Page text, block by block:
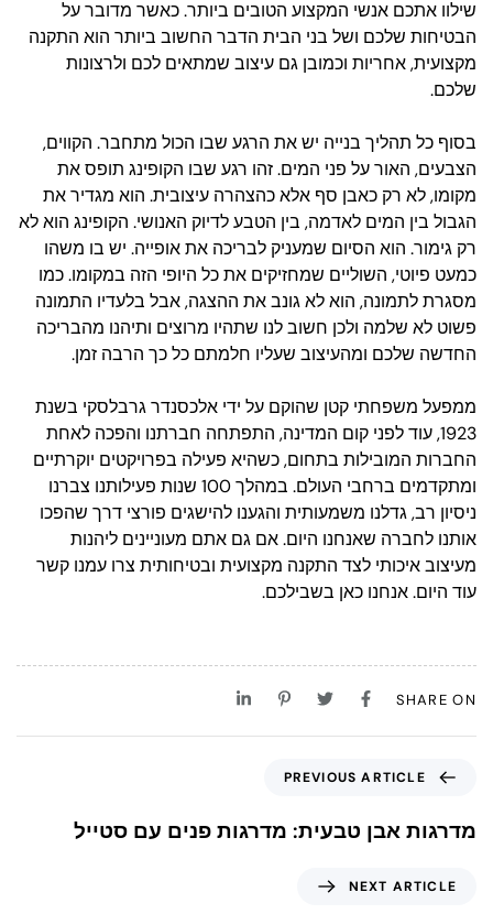
שילוו אתכם אנשי המקצוע הטובים ביותר. כאשר מדובר על
הבטיחות שלכם ושל בני הבית הדבר החשוב ביותר הוא התקנה
מקצועית, אחריות וכמובן גם עיצוב שמתאים לכם ולרצונות
שלכם.
בסוף כל תהליך בנייה יש את הרגע שבו הכול מתחבר. הקווים,
הצבעים, האור על פני המים. זהו רגע שבו הקופינג תופס את
מקומו, לא רק כאבן סף אלא כהצהרה עיצובית. הוא מגדיר את
הגבול בין המים לאדמה, בין הטבע לדיוק האנושי. הקופינג הוא לא
רק גימור. הוא הסיום שמעניק לבריכה את אופייה. יש בו משהו
כמעט פיוטי, השוליים שמחזיקים את כל היופי הזה במקומו. כמו
מסגרת לתמונה, הוא לא גונב את ההצגה, אבל בלעדיו התמונה
פשוט לא שלמה ולכן חשוב לנו שתהיו מרוצים ותיהנו מהבריכה
החדשה שלכם ומהעיצוב שעליו חלמתם כל כך הרבה זמן.
ממפעל משפחתי קטן שהוקם על ידי אלכסנדר גרבלסקי בשנת
1923, עוד לפני קום המדינה, התפתחה חברתנו והפכה לאחת
החברות המובילות בתחום, כשהיא פעילה בפרויקטים יוקרתיים
ומתקדמים ברחבי העולם. במהלך 100 שנות פעילותנו צברנו
ניסיון רב, גדלנו משמעותית והגענו להישגים פורצי דרך שהפכו
אותנו לחברה שאנחנו היום. אם גם אתם מעוניינים ליהנות
מעיצוב איכותי לצד התקנה מקצועית ובטיחותית צרו עמנו קשר
עוד היום. אנחנו כאן בשבילכם.
SHARE ON
PREVIOUS ARTICLE
מדרגות אבן טבעית: מדרגות פנים עם סטייל
NEXT ARTICLE